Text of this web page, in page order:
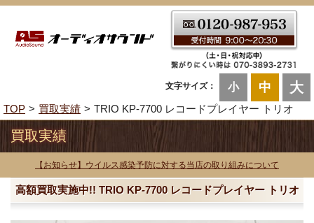
文字サイズ： 小 中 大
TOP 買取実績 TRIO KP-7700 レコードプレイヤー トリオ
買取実績
【お知らせ】ウイルス感染予防に対する当店の取り組みについて
高額買取実施中!! TRIO KP-7700 レコードプレイヤー トリオ